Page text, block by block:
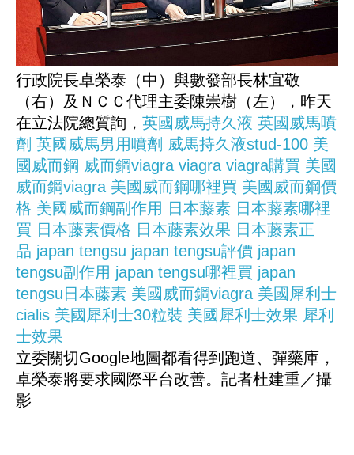
行政院長卓榮泰（中）與數發部長林宜敬
（右）及ＮＣＣ代理主委陳崇樹（左），昨天
在立法院總質詢， 英國威馬持久液 英國威馬噴
劑 英國威馬男用噴劑 威馬持久液stud-100 美
國威而鋼 威而鋼viagra viagra viagra購買 美國
威而鋼viagra 美國威而鋼哪裡買 美國威而鋼價
格 美國威而鋼副作用 日本藤素 日本藤素哪裡
買 日本藤素價格 日本藤素效果 日本藤素正
品 japan tengsu japan tengsu評價 japan
tengsu副作用 japan tengsu哪裡買 japan
tengsu日本藤素 美國威而鋼viagra 美國犀利士
cialis 美國犀利士30粒裝 美國犀利士效果 犀利
士效果
立委關切Google地圖都看得到跑道、彈藥庫，
卓榮泰將要求國際平台改善。記者杜建重／攝
影